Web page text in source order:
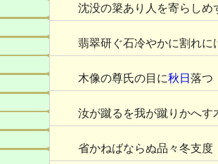
沈没の簗あり人を寄らしめ
翡翠研ぐ石冷やかに割れに
木像の尊氏の目に秋日 落つ
汝が蹴るを我が蹴りかへす
省かねばならぬ品々冬支度